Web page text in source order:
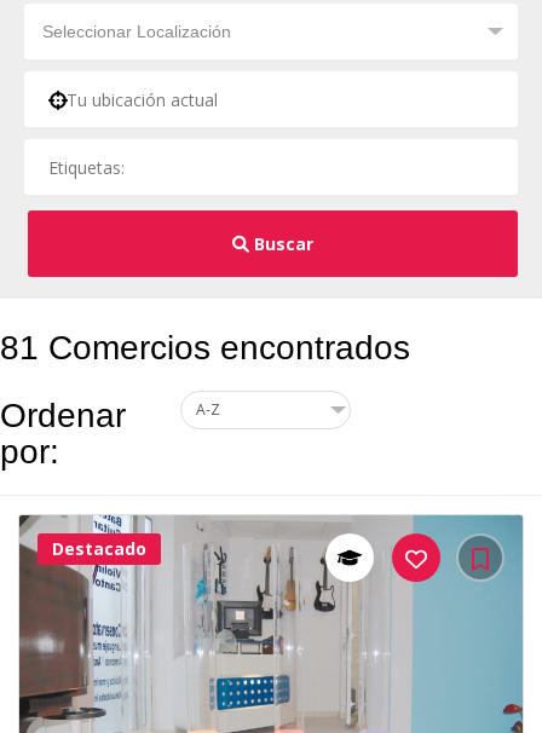
Buscar
81 Comercios encontrados
Ordenar
por:
37Me
Destacado